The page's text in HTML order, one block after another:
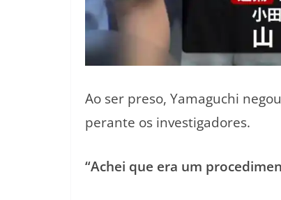
Ao ser preso, Yamaguchi
perante os investigadores.
“Achei que era um